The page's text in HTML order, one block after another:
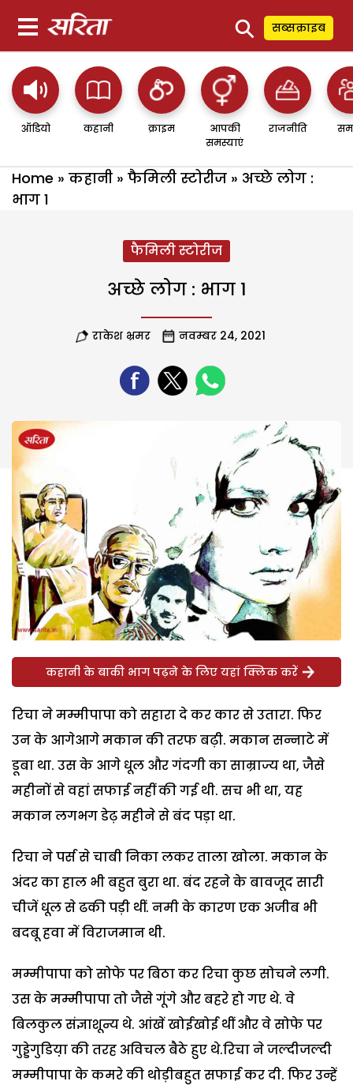
⚲ सब्सक्राइब
ऑडियो कहानी क्राइम
आपकी
समस्याएं
राजनीति
Home » कहानी » फैमिली स्टोरीज » अच्छे लोग :
भाग 1
फैमिली स्टोरीज
अच्छे लोग : भाग 1
राकेश भ्रमर नवम्बर 24, 2021
कहानी के बाकी भाग पढ़ने के लिए यहां क्लिक करें
रिचा ने मम्मीपापा को सहारा दे कर कार से उतारा. फिर
उन के आगेआगे मकान की तरफ बढ़ी. मकान सन्नाटे में
डूबा था. उस के आगे धूल और गंदगी का साम्राज्य था, जैसे
महीनों से वहां सफाई नहीं की गई थी. सच भी था, यह
मकान लगभग डेढ़ महीने से बंद पड़ा था.
रिचा ने पर्स से चाबी निका लकर ताला खोला. मकान के
अंदर का हाल भी बहुत बुरा था. बंद रहने के बावजूद सारी
चीजें धूल से ढकी पड़ी थीं. नमी के कारण एक अजीब भी
बदबू हवा में विराजमान थी.
मम्मीपापा को सोफे पर बिठा कर रिचा कुछ सोचने लगी.
उस के मम्मीपापा तो जैसे गूंगे और बहरे हो गए थे. वे
बिलकुल संज्ञाशून्य थे. आंखें खोईखोई थीं और वे सोफे पर
गुड्डेगुडिय़ा की तरह अविचल बैठे हुए थे.रिचा ने जल्दीजल्दी
मम्मीपापा के कमरे की थोड़ीबहुत सफाई कर दी. फिर उन्हें